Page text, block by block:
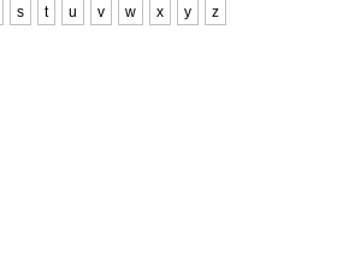
s t u v w x y z